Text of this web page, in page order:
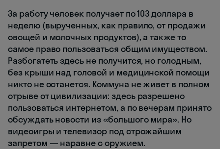
За работу человек получает по 103 доллара в
неделю (вырученных, как правило, от продажи
овощей и молочных продуктов), а также то
самое право пользоваться общим имуществом.
Разбогатеть здесь не получится, но голодным,
без крыши над головой и медицинской помощи
никто не останется. Коммуна не живет в полном
отрыве от цивилизации: здесь разрешено
пользоваться интернетом, а по вечерам принято
обсуждать новости из «большого мира». Но
видеоигры и телевизор под строжайшим
запретом — наравне с оружием.